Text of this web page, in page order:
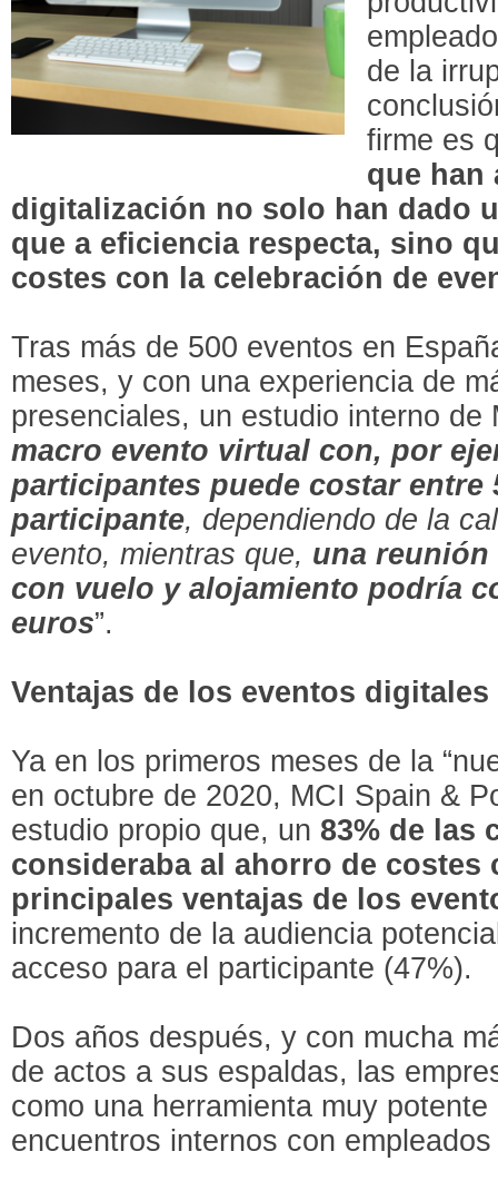
de la
firme es
que han
digitalización no solo han dado
que a eficiencia respecta, sino
costes con la celebración de
Tras más de 500 eventos en
meses, y con una experiencia de
presenciales, un estudio interno de
macro evento virtual con, por
participantes puede costar entre
participante, dependiendo de la
evento, mientras que, una
con vuelo y alojamiento podría
euros”.
Ventajas de los eventos digitales
Ya en los primeros meses de la
en octubre de 2020, MCI Spain &
estudio propio que, un 83% de las
consideraba al ahorro de costes
principales ventajas de los
incremento de la audiencia
acceso para el participante (47%).
Dos años después, y con mucha
de actos a sus espaldas, las
como una herramienta muy
encuentros internos con